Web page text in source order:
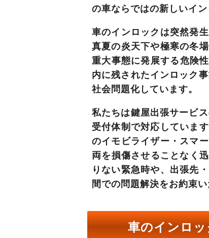
の車ならではの新しいイ
車のインロックは突然発
真夏の炎天下や極寒の冬
重大事態に発展する危険
内に残されたインロック
社会問題化しています。
私たちは鍵屋出張サービ
受付体制で対応していま
のイモビライザー・スマ
両を損傷させることなく
りない緊急時や、出張先
間での問題解決をお約束い
車のインロッ